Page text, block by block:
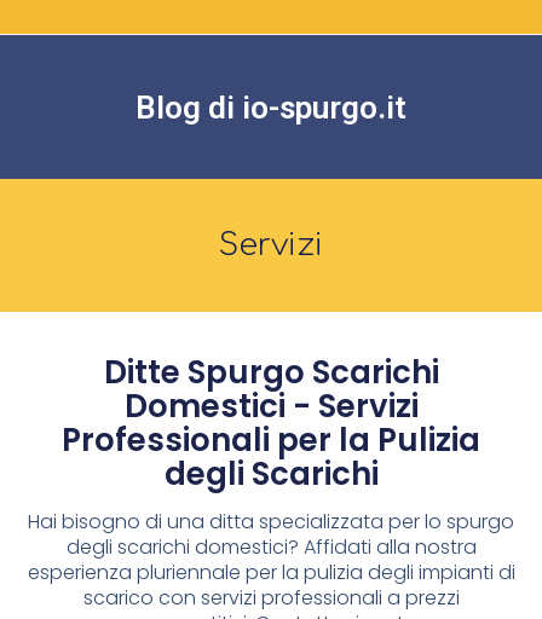
Blog di io-spurgo.it
Servizi
Ditte Spurgo Scarichi
Domestici - Servizi
Professionali per la Pulizia
degli Scarichi
Hai bisogno di una ditta specializzata per lo spurgo
degli scarichi domestici? Affidati alla nostra
esperienza pluriennale per la pulizia degli impianti di
scarico con servizi professionali a prezzi